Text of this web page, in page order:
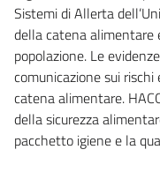
Sistemi di Allerta
della catena alimentare
popolazione. Le
comunicazione sui
catena alimentare.
della sicurezza
pacchetto igiene e la